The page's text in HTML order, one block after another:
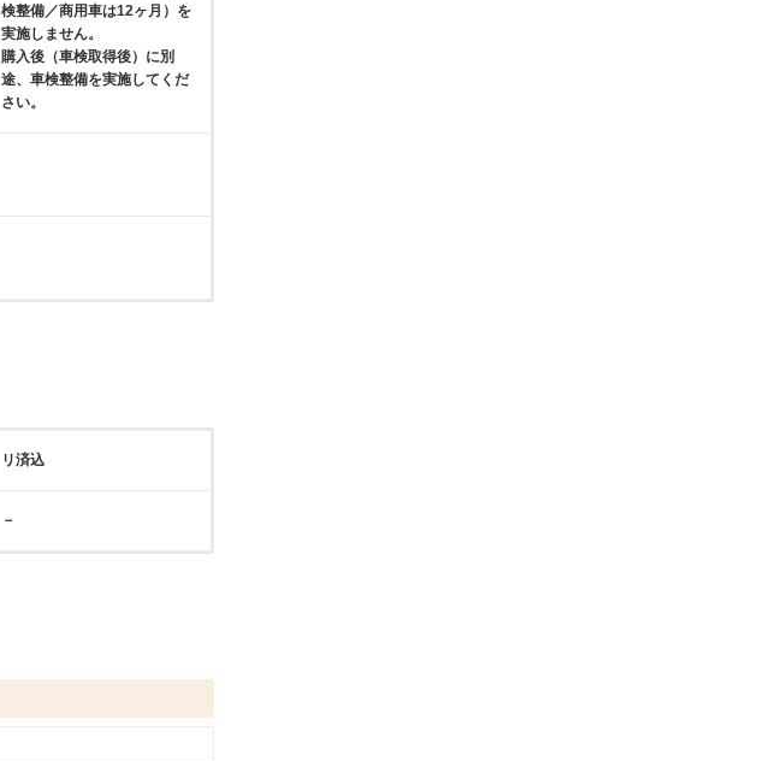
検整備／商用車は12ヶ月）を
実施しません。
購入後（車検取得後）に別
途、車検整備を実施してくだ
さい。
リ済込
－